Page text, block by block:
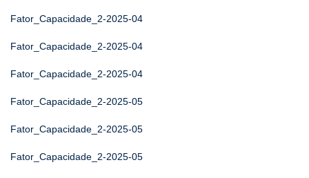
Fator_Capacidade_2-2025-04
Fator_Capacidade_2-2025-04
Fator_Capacidade_2-2025-04
Fator_Capacidade_2-2025-05
Fator_Capacidade_2-2025-05
Fator_Capacidade_2-2025-05